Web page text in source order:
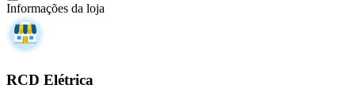
Informações da loja
RCD Elétrica